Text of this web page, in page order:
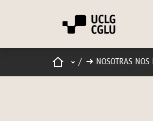
InicioMenú principal
/ ➜ NOSOTRAS NOS